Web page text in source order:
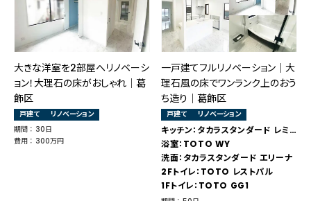
大きな洋室を2部屋へリノベーシ
ョン！大理石の床がおしゃれ｜葛
飾区
戸建て
リノベーション
期間 ： 30日
費用 ： 300万円
一戸建てフルリノベーション│大
理石風の床でワンランク上のおう
ち造り｜葛飾区
戸建て リノベーション
キッチン：タカラスタンダード レミュー
浴室：TOTO WY
洗面：タカラスタンダード エリーナ
2Fトイレ：TOTO レストパル
1Fトイレ：TOTO GG1